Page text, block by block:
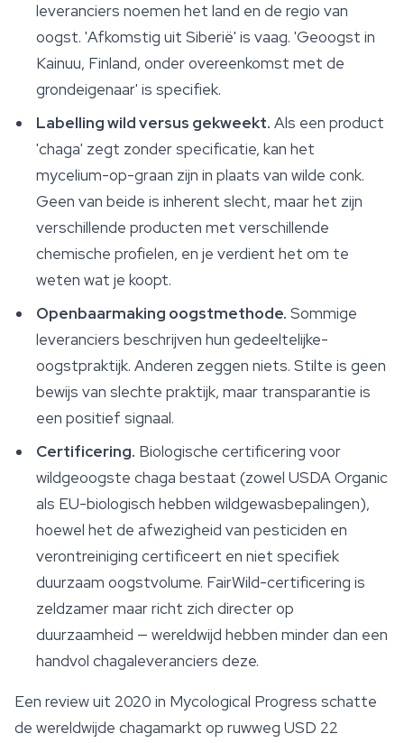
leveranciers noemen het land en de regio van
oogst. 'Afkomstig uit Siberië' is vaag. 'Geoogst in
Kainuu, Finland, onder overeenkomst met de
grondeigenaar' is specifiek.
Labelling wild versus gekweekt. Als een product
'chaga' zegt zonder specificatie, kan het
mycelium-op-graan zijn in plaats van wilde conk.
Geen van beide is inherent slecht, maar het zijn
verschillende producten met verschillende
chemische profielen, en je verdient het om te
weten wat je koopt.
Openbaarmaking oogstmethode. Sommige
leveranciers beschrijven hun gedeeltelijke-
oogstpraktijk. Anderen zeggen niets. Stilte is geen
bewijs van slechte praktijk, maar transparantie is
een positief signaal.
Certificering. Biologische certificering voor
wildgeoogste chaga bestaat (zowel USDA Organic
als EU-biologisch hebben wildgewasbepalingen),
hoewel het de afwezigheid van pesticiden en
verontreiniging certificeert en niet specifiek
duurzaam oogstvolume. FairWild-certificering is
zeldzamer maar richt zich directer op
duurzaamheid — wereldwijd hebben minder dan een
handvol chagaleveranciers deze.
Een review uit 2020 in Mycological Progress schatte
de wereldwijde chagamarkt op ruwweg USD 22